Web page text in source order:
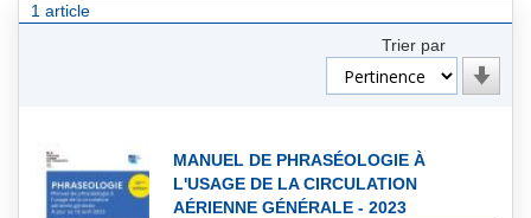
1 article
Trier par
Par
ordre
MANUEL DE PHRASÉOLOGIE À
L'USAGE DE LA CIRCULATION
AÉRIENNE GÉNÉRALE - 2023